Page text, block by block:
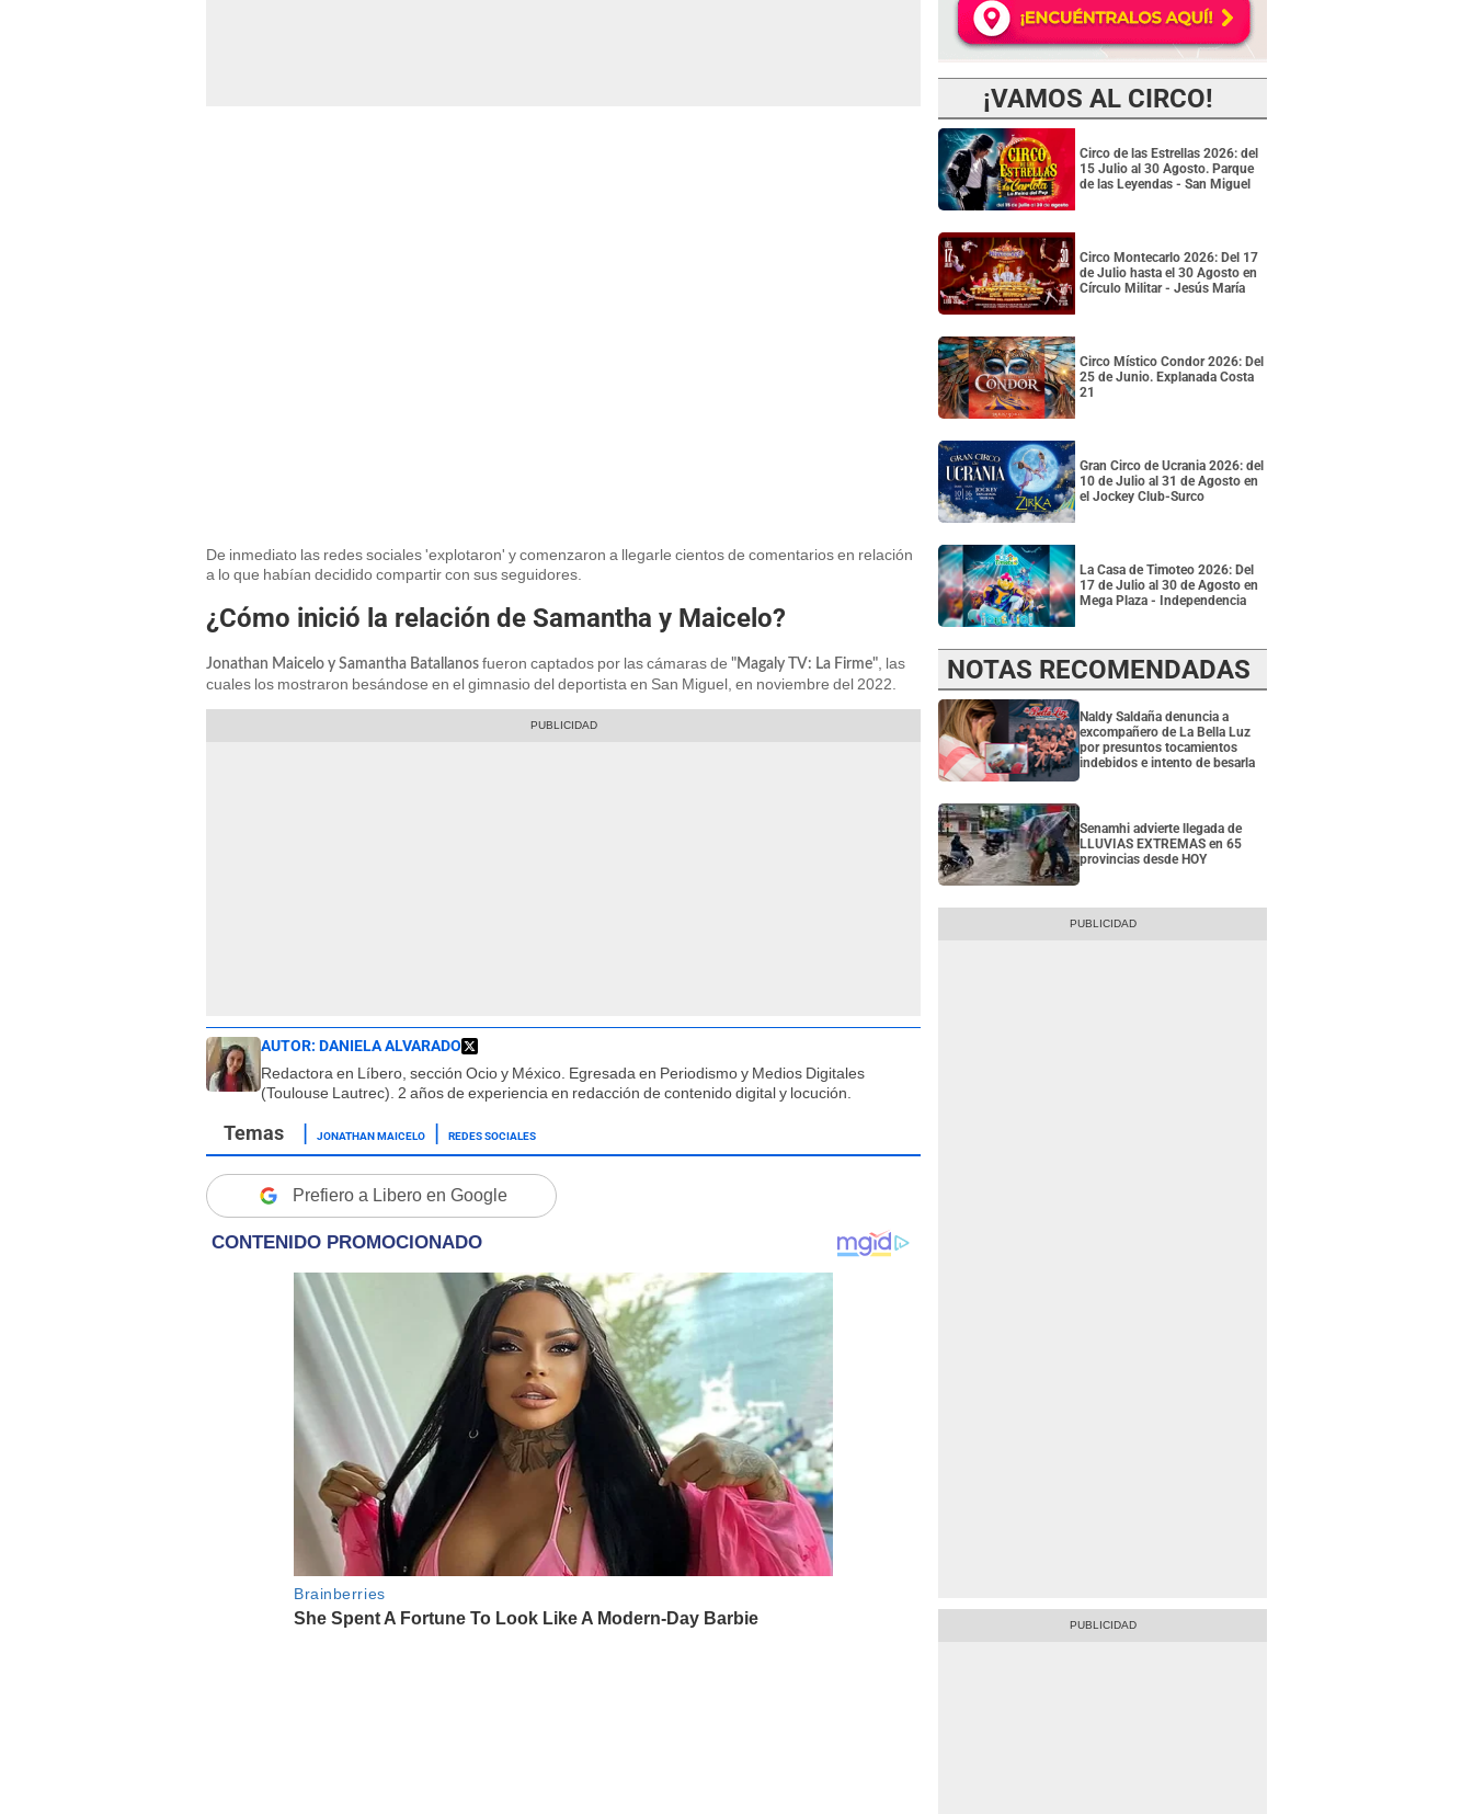
De inmediato las redes sociales 'explotaron' y comenzaron a llegarle cientos de comentarios en relación
a lo que habían decidido compartir con sus seguidores.
¿Cómo inició la relación de Samantha y Maicelo?
Jonathan Maicelo y Samantha Batallanos fueron captados por las cámaras de "Magaly TV: La Firme", las
cuales los mostraron besándose en el gimnasio del deportista en San Miguel, en noviembre del 2022.
AUTOR: DANIELA ALVARADO
Redactora en Líbero, sección Ocio y México. Egresada en Periodismo y Medios Digitales
(Toulouse Lautrec). 2 años de experiencia en redacción de contenido digital y locución.
JONATHAN MAICELO REDES SOCIALES
Prefiero a Libero en Google
¡VAMOS AL CIRCO!
Circo de las Estrellas 2026: del
15 Julio al 30 Agosto. Parque
de las Leyendas - San Miguel
Circo Montecarlo 2026: Del 17
de Julio hasta el 30 Agosto en
Círculo Militar - Jesús María
Circo Místico Condor 2026: Del
25 de Junio. Explanada Costa
21
Gran Circo de Ucrania 2026: del
10 de Julio al 31 de Agosto en
el Jockey Club-Surco
La Casa de Timoteo 2026: Del
17 de Julio al 30 de Agosto en
Mega Plaza - Independencia
NOTAS RECOMENDADAS
Naldy Saldaña denuncia a
excompañero de La Bella Luz
por presuntos tocamientos
indebidos e intento de besarla
Senamhi advierte llegada de
LLUVIAS EXTREMAS en 65
provincias desde HOY